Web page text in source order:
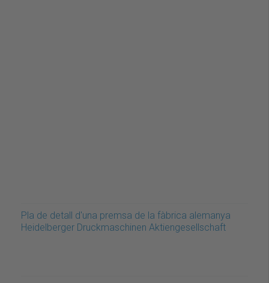
Pla de detall d'una premsa de la fàbrica alemanya
Heidelberger Druckmaschinen Aktiengesellschaft